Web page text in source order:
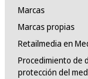
Marcas
Marcas propias
Retailmedia en
Procedimiento de
protección del